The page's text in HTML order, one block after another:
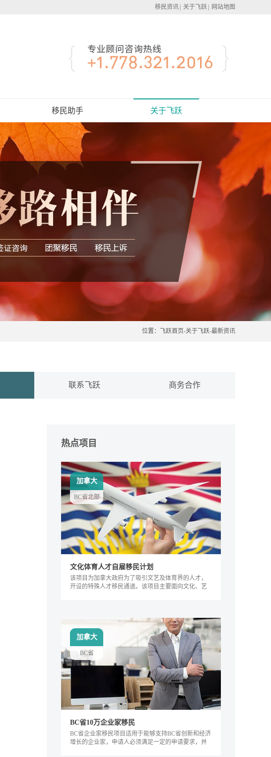
移民资讯 关于飞跃 网站地图
移民助手 关于飞跃
位置： 飞跃首页-关于飞跃-最新资讯
联系飞跃 商务合作
热点项目
文化体育人才自雇移民计划
该项目为加拿大政府为了吸引文艺及体育界的人才，
开设的特殊人才移民通道。该项目主要面向文化、艺
成为特殊类人才的热门移民项目。
加拿大
BC省北部
BC省10万企业家移民
BC省企业家移民项目适用于能够支持BC省创新和经济
增长的企业家，申请人必须满足一定的申请要求，并
加拿大
BC省